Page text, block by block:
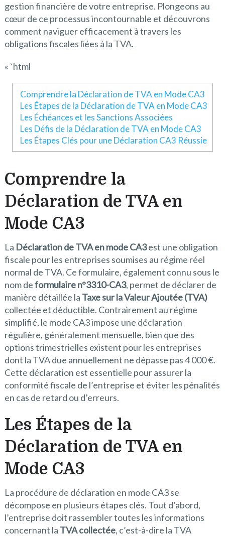
gestion financière de votre entreprise. Plongeons au
cœur de ce processus incontournable et découvrons
comment naviguer efficacement à travers les
obligations fiscales liées à la TVA.
« `html
Comprendre la Déclaration de TVA en Mode CA3
Les Étapes de la Déclaration de TVA en Mode CA3
Les Échéances et les Sanctions Associées
Les Défis de la Déclaration de TVA en Mode CA3
Les Étapes Clés pour une Déclaration CA3 Réussie
Comprendre la
Déclaration de TVA en
Mode CA3
La Déclaration de TVA en mode CA3est une obligation
fiscale pour les entreprises soumises au régime réel
normal de TVA. Ce formulaire, également connu sous le
nom deformulaire n°3310-CA3, permet de déclarer de
manière détaillée la Taxe sur la Valeur Ajoutée (TVA)
collectée et déductible. Contrairement au régime
simplifié, le mode CA3 impose une déclaration
régulière, généralement mensuelle, bien que des
options trimestrielles existent pour les entreprises
dont la TVA due annuellement ne dépasse pas 4 000 €.
Cette déclaration est essentielle pour assurer la
conformité fiscale de l’entreprise et éviter les pénalités
en cas de retard ou d’erreurs.
Les Étapes de la
Déclaration de TVA en
Mode CA3
La procédure de déclaration en mode CA3 se
décompose en plusieurs étapes clés. Tout d’abord,
l’entreprise doit rassembler toutes les informations
concernant la TVA collectée, c’est-à-dire la TVA